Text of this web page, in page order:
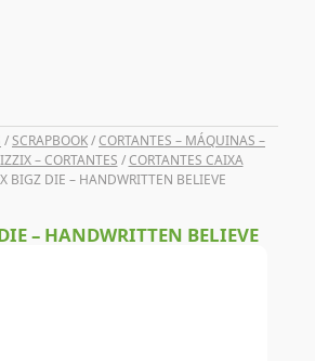
/SCRAPBOOK/CORTANTES – MÁQUINAS –
– CORTANTES /CORTANTES CAIXA
BIGZ DIE – HANDWRITTEN BELIEVE
– HANDWRITTEN BELIEVE